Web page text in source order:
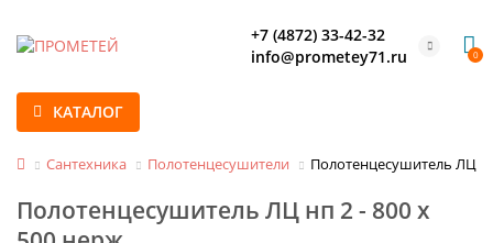
+7 (4872) 33-42-32
info@prometey71.ru
0
КАТАЛОГ
Сантехника Полотенцесушители Полотенцесушитель ЛЦ
Полотенцесушитель ЛЦ нп 2 - 800 х